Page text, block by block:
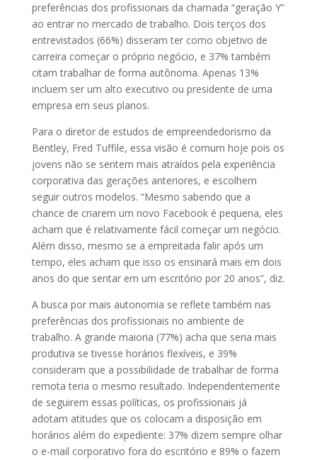
preferências dos profissionais da chamada “geração Y”
ao entrar no mercado de trabalho. Dois terços dos
entrevistados (66%) disseram ter como objetivo de
carreira começar o próprio negócio, e 37% também
citam trabalhar de forma autônoma. Apenas 13%
incluem ser um alto executivo ou presidente de uma
empresa em seus planos.
Para o diretor de estudos de empreendedorismo da
Bentley, Fred Tuffile, essa visão é comum hoje pois os
jovens não se sentem mais atraídos pela experiência
corporativa das gerações anteriores, e escolhem
seguir outros modelos. “Mesmo sabendo que a
chance de criarem um novo Facebook é pequena, eles
acham que é relativamente fácil começar um negócio.
Além disso, mesmo se a empreitada falir após um
tempo, eles acham que isso os ensinará mais em dois
anos do que sentar em um escritório por 20 anos”, diz.
A busca por mais autonomia se reflete também nas
preferências dos profissionais no ambiente de
trabalho. A grande maioria (77%) acha que seria mais
produtiva se tivesse horários flexíveis, e 39%
consideram que a possibilidade de trabalhar de forma
remota teria o mesmo resultado. Independentemente
de seguirem essas políticas, os profissionais já
adotam atitudes que os colocam a disposição em
horários além do expediente: 37% dizem sempre olhar
o e-mail corporativo fora do escritório e 89% o fazem